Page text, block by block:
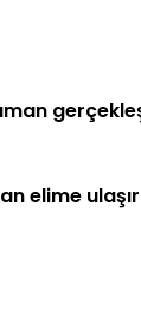
elime